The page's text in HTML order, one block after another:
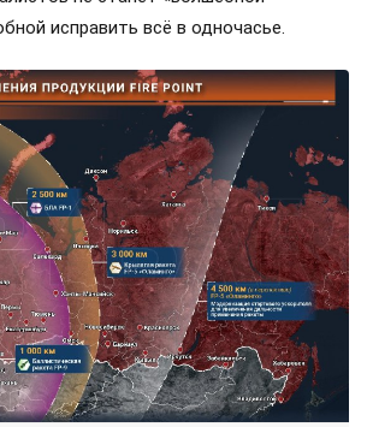
исправить всё в одночасье.